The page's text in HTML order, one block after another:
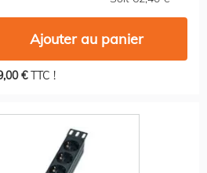
Ajouter au panier
€TTC !